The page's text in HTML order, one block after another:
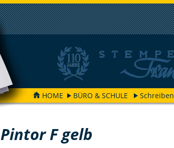
HOME BÜRO & SCHULE Schreiben
Pintor F gelb